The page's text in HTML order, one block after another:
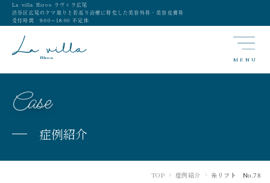
La villa Hiroo ラヴィラ広尾
渋谷区広尾のクマ取りと若返り治療に特化した美容外科・美容皮膚科
受付時間 9:00〜18:00 不定休
MENU
Case
症例紹介
TOP > 症例紹介 > 糸リフト No.78